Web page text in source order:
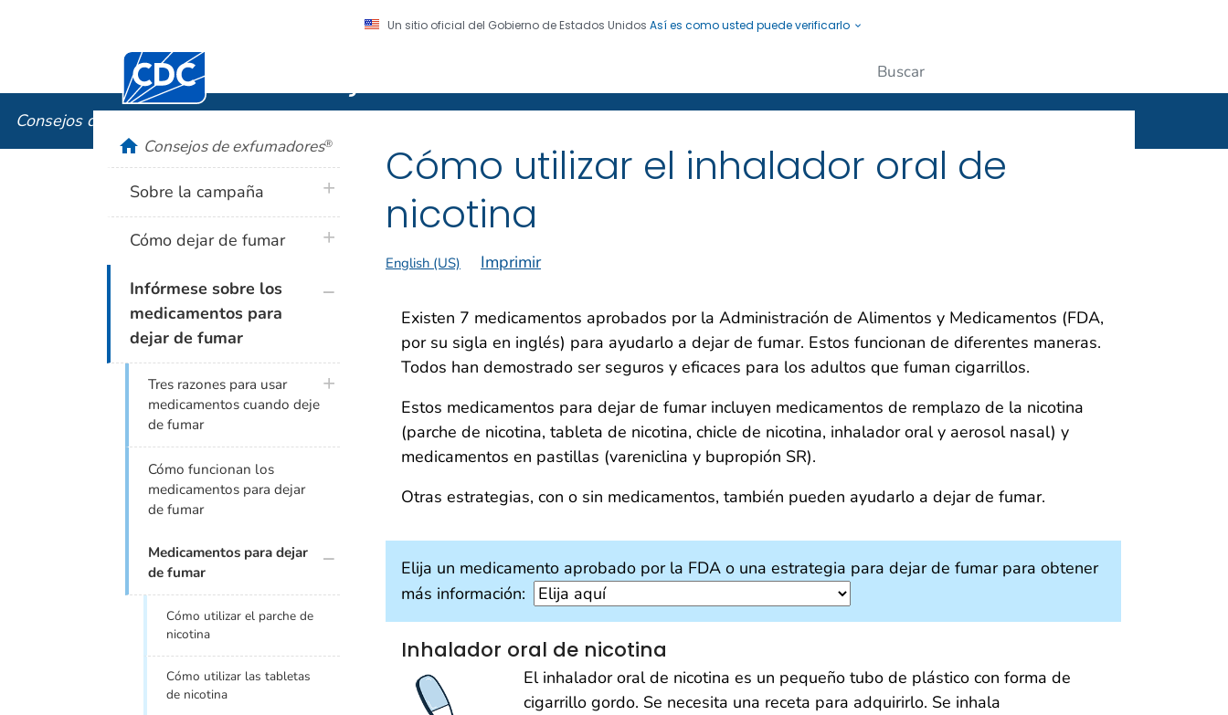
Un sitio oficial del Gobierno de Estados Unidos Así es como usted puede verificarlo
Centros para el Control y la Prevención de Enfermedades. CDC 24/7: Salvamos vidas. Protegemos a la gente.
Consejos de exfumadores
Cómo utilizar el inhalador oral de
nicotina
English (US) Imprimir
Existen 7 medicamentos aprobados por la Administración de Alimentos y Medicamentos (FDA,
por su sigla en inglés) para ayudarlo a dejar de fumar. Estos funcionan de diferentes maneras.
Todos han demostrado ser seguros y eficaces para los adultos que fuman cigarrillos.
Estos medicamentos para dejar de fumar incluyen medicamentos de remplazo de la nicotina
(parche de nicotina, tableta de nicotina, chicle de nicotina, inhalador oral y aerosol nasal) y
medicamentos en pastillas (vareniclina y bupropión SR).
Otras estrategias, con o sin medicamentos, también pueden ayudarlo a dejar de fumar.
Elija un medicamento aprobado por la FDA o una estrategia para dejar de fumar para obtener
más información:
Inhalador oral de nicotina
El inhalador oral de nicotina es un pequeño tubo de plástico con forma de
cigarrillo gordo. Se necesita una receta para adquirirlo. Se inhala
homeConsejos de exfumadores®
Sobre la campaña plus icon
Cómo dejar de fumar plus icon
Infórmese sobre los
medicamentos para
dejar de fumar
plus icon
Tres razones para usar
medicamentos cuando deje
de fumar
plus icon
Cómo funcionan los
medicamentos para dejar
de fumar
Medicamentos para dejar
de fumar
Cómo utilizar el parche de
nicotina
Cómo utilizar las tabletas
de nicotina